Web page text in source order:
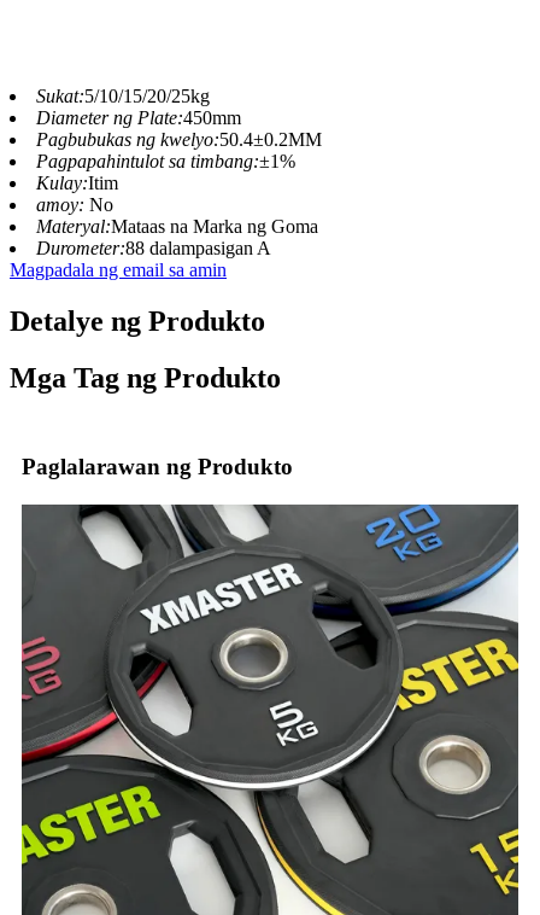
Sukat:5/10/15/20/25kg
Diameter ng Plate:450mm
Pagbubukas ng kwelyo:50.4±0.2MM
Pagpapahintulot sa timbang:±1%
Kulay:Itim
amoy: No
Materyal:Mataas na Marka ng Goma
Durometer:88 dalampasigan A
Magpadala ng email sa amin
Detalye ng Produkto
Mga Tag ng Produkto
Paglalarawan ng Produkto